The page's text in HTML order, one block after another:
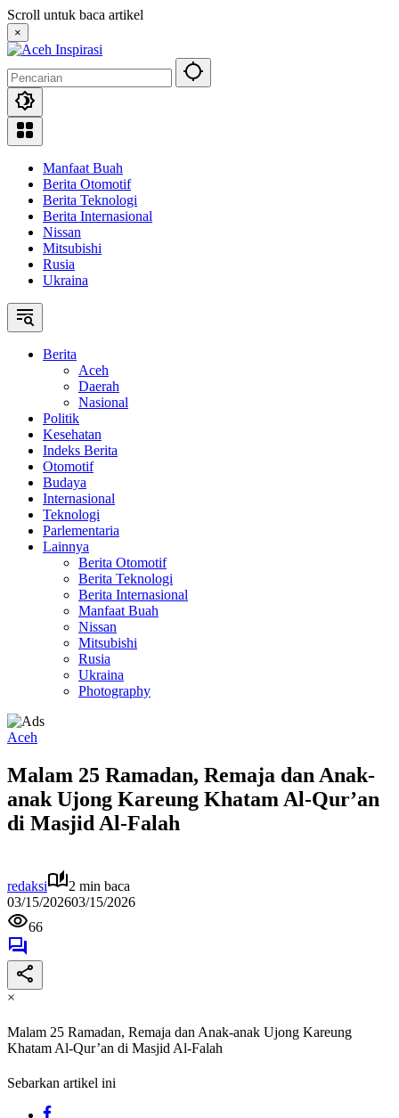
Langsung
ke
konten
Scroll untuk baca artikel
×
Manfaat Buah
Berita Otomotif
Berita Teknologi
Berita Internasional
Nissan
Mitsubishi
Rusia
Ukraina
Berita
Aceh
Daerah
Nasional
Politik
Kesehatan
Indeks Berita
Otomotif
Budaya
Internasional
Teknologi
Parlementaria
Lainnya
Berita Otomotif
Berita Teknologi
Berita Internasional
Manfaat Buah
Nissan
Mitsubishi
Rusia
Ukraina
Photography
Aceh
Malam 25 Ramadan, Remaja dan Anak-
anak Ujong Kareung Khatam Al-Qur’an
di Masjid Al-Falah
redaksi
2 min baca
03/15/202603/15/2026
66
×
Malam 25 Ramadan, Remaja dan Anak-anak Ujong Kareung
Khatam Al-Qur’an di Masjid Al-Falah
Sebarkan artikel ini